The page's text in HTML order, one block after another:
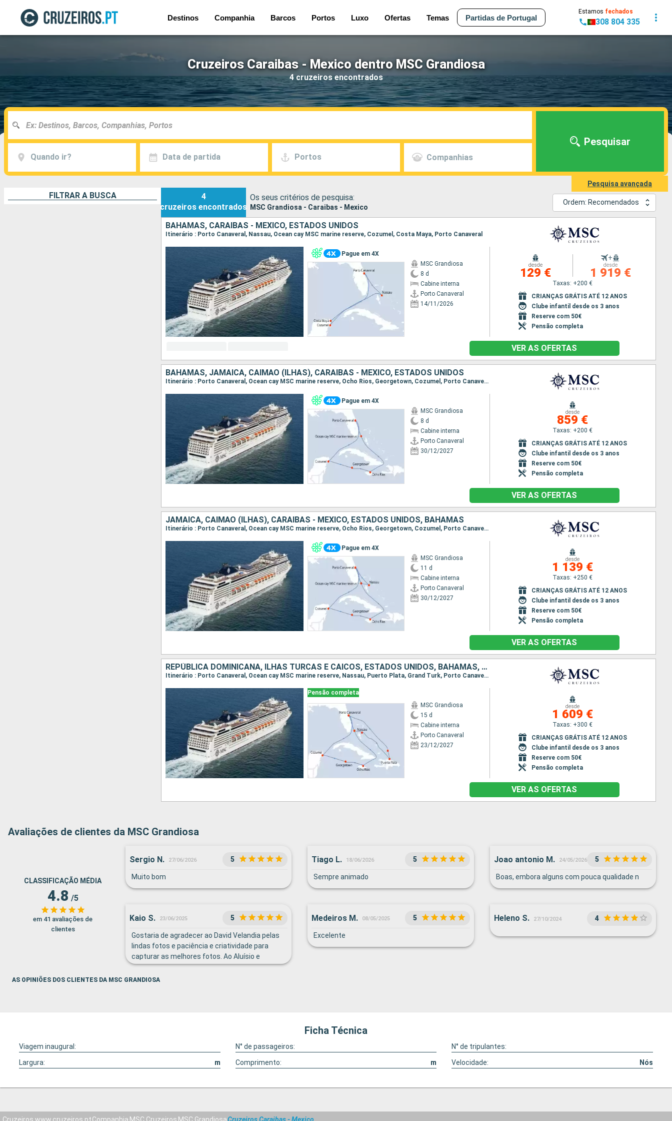
Destinos Companhia Barcos Portos Luxo Ofertas Temas Partidas de Portugal
Estamos fechados
308 804 335
Cruzeiros Caraibas - Mexico dentro MSC Grandiosa
4 cruzeiros encontrados
Quando ir? Data de partida Portos Companhias
Pesquisar
Pesquisa avançada
FILTRAR A BUSCA
4
cruzeiros encontrados
Os seus critérios de pesquisa:
MSC Grandiosa - Caraibas - Mexico
Ordem: Recomendados
BAHAMAS, CARAIBAS - MEXICO, ESTADOS UNIDOS
Itinerário : Porto Canaveral, Nassau, Ocean cay MSC marine reserve, Cozumel, Costa Maya, Porto Canaveral
Pague em 4X
MSC Grandiosa
8 d
Cabine interna
Porto Canaveral
14/11/2026
desde
129 €
+
desde
1 919 €
Taxas: +200 €
CRIANÇAS GRÁTIS ATÉ 12 ANOS
Clube infantil desde os 3 anos
Reserve com 50€
Pensão completa
VER AS OFERTAS
BAHAMAS, JAMAICA, CAIMÃO (ILHAS), CARAIBAS - MEXICO, ESTADOS UNIDOS
Itinerário : Porto Canaveral, Ocean cay MSC marine reserve, Ocho Rios, Georgetown, Cozumel, Porto Canaveral
Pague em 4X
MSC Grandiosa
8 d
Cabine interna
Porto Canaveral
30/12/2027
desde
859 €
Taxas: +200 €
CRIANÇAS GRÁTIS ATÉ 12 ANOS
Clube infantil desde os 3 anos
Reserve com 50€
Pensão completa
VER AS OFERTAS
JAMAICA, CAIMÃO (ILHAS), CARAIBAS - MEXICO, ESTADOS UNIDOS, BAHAMAS
Itinerário : Porto Canaveral, Ocean cay MSC marine reserve, Ocho Rios, Georgetown, Cozumel, Porto Canaveral, Ocean cay MSC marine reserve, Nassau, Porto Canaveral
Pague em 4X
MSC Grandiosa
11 d
Cabine interna
Porto Canaveral
30/12/2027
desde
1 139 €
Taxas: +250 €
CRIANÇAS GRÁTIS ATÉ 12 ANOS
Clube infantil desde os 3 anos
Reserve com 50€
Pensão completa
VER AS OFERTAS
REPÚBLICA DOMINICANA, ILHAS TURCAS E CAICOS, ESTADOS UNIDOS, BAHAMAS, JAMAICA, CAIMÃO (ILHAS), CARAIBAS - MEXICO
Itinerário : Porto Canaveral, Ocean cay MSC marine reserve, Nassau, Puerto Plata, Grand Turk, Porto Canaveral, Ocean cay MSC marine reserve, Ocho Rios, Georgetown, Cozumel, Porto Canaveral
Pensão completa
MSC Grandiosa
15 d
Cabine interna
Porto Canaveral
23/12/2027
desde
1 609 €
Taxas: +300 €
CRIANÇAS GRÁTIS ATÉ 12 ANOS
Clube infantil desde os 3 anos
Reserve com 50€
Pensão completa
VER AS OFERTAS
Avaliações de clientes da MSC Grandiosa
CLASSIFICAÇÃO MÉDIA
4.8 /5
em 41 avaliações de
clientes
Sergio N. 27/06/2026 5
Muito bom
Tiago L. 18/06/2026 5
Sempre animado
Joao antonio M. 24/05/2026 5
Boas, embora alguns com pouca qualidade n
Kaio S. 23/06/2025 5
Gostaria de agradecer ao David Velandia pelas
lindas fotos e paciência e criatividade para
capturar as melhores fotos. Ao Aluísio e
Sulamita pela simpatia e carisma na loja de
perfumes.
Medeiros M. 08/05/2025 5
Excelente
Heleno S. 27/10/2024 4
AS OPINIÕES DOS CLIENTES DA MSC GRANDIOSA
Ficha Técnica
Viagem inaugural: N° de passageiros:
N° de tripulantes:
Largura:
m Comprimento: m Velocidade: Nós